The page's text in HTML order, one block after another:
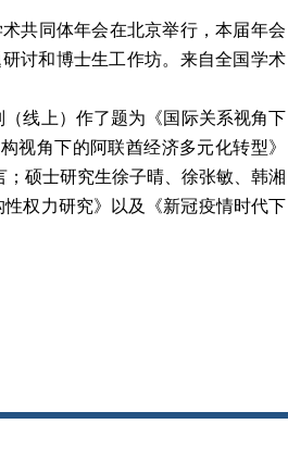
共同体年会在北京举行，本届年会
讨和博士生工作坊。来自全国学术
线上）作了题为 《国际关系视角下
视角下的阿联酋经济多元化转型》
； 硕士研究生徐子晴、徐张敏 、韩湘
性权力研究》 以及 《新冠疫情时代下